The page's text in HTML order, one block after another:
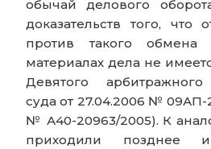
обычай делового
доказательств того, что
против такого
материалах дела не
Девятого
суда от 27.04.2006 №
№ А40-20963/2005). К
приходили позднее